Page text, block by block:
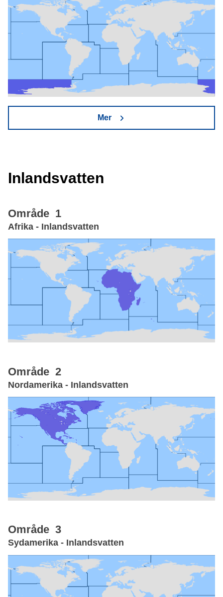
Mer
Inlandsvatten
Område 1
Afrika - Inlandsvatten
Område 2
Nordamerika - Inlandsvatten
Område 3
Sydamerika - Inlandsvatten